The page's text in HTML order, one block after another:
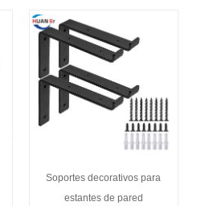
Soportes decorativos para
estantes de pared